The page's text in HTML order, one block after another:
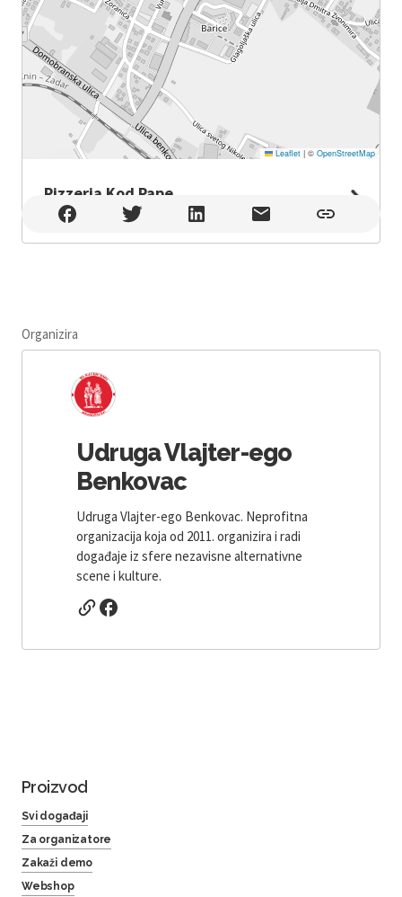
Leaflet |© OpenStreetMap
Pizzeria Kod Pape
Pizzeria Kod Pape , Benkovac
Organizira
Udruga Vlajter-ego
Benkovac
Udruga Vlajter-ego Benkovac. Neprofitna
organizacija koja od 2011. organizira i radi
događaje iz sfere nezavisne alternativne
scene i kulture.
Proizvod
Svi događaji
Za organizatore
Zakaži demo
Webshop